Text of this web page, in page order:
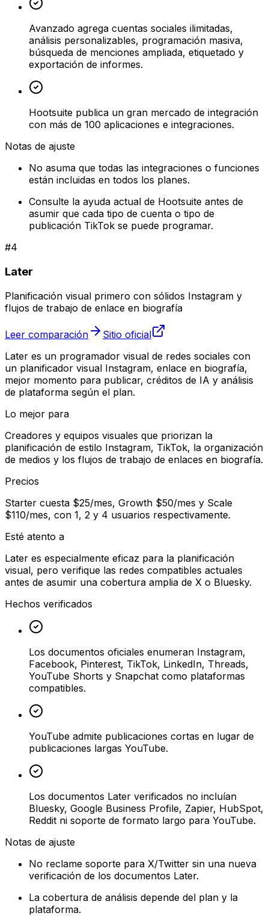
Avanzado agrega cuentas sociales ilimitadas,
análisis personalizables, programación masiva,
búsqueda de menciones ampliada, etiquetado y
exportación de informes.
Hootsuite publica un gran mercado de integración
con más de 100 aplicaciones e integraciones.
Notas de ajuste
No asuma que todas las integraciones o funciones
están incluidas en todos los planes.
Consulte la ayuda actual de Hootsuite antes de
asumir que cada tipo de cuenta o tipo de
publicación TikTok se puede programar.
#4
Later
Planificación visual primero con sólidos Instagram y
flujos de trabajo de enlace en biografía
Leer comparación
Sitio oficial
Later es un programador visual de redes sociales con
un planificador visual Instagram, enlace en biografía,
mejor momento para publicar, créditos de IA y análisis
de plataforma según el plan.
Lo mejor para
Creadores y equipos visuales que priorizan la
planificación de estilo Instagram, TikTok, la organización
de medios y los flujos de trabajo de enlaces en biografía.
Precios
Starter cuesta $25/mes, Growth $50/mes y Scale
$110/mes, con 1, 2 y 4 usuarios respectivamente.
Esté atento a
Later es especialmente eficaz para la planificación
visual, pero verifique las redes compatibles actuales
antes de asumir una cobertura amplia de X o Bluesky.
Hechos verificados
Los documentos oficiales enumeran Instagram,
Facebook, Pinterest, TikTok, LinkedIn, Threads,
YouTube Shorts y Snapchat como plataformas
compatibles.
YouTube admite publicaciones cortas en lugar de
publicaciones largas YouTube.
Los documentos Later verificados no incluían
Bluesky, Google Business Profile, Zapier, HubSpot,
Reddit ni soporte de formato largo para YouTube.
Notas de ajuste
No reclame soporte para X/Twitter sin una nueva
verificación de los documentos Later.
La cobertura de análisis depende del plan y la
plataforma.